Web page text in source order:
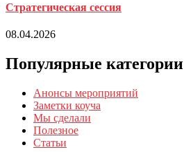
Стратегическая сессия
08.04.2026
Популярные категории
Анонсы мероприятий
Заметки коуча
Мы сделали
Полезное
Статьи